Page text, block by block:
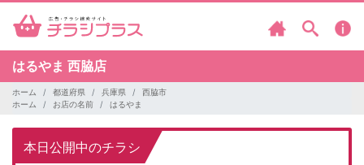
はるやま 西脇店
ホーム 都道府県 兵庫県
西脇市
ホーム
お店の名前 はるやま
本日公開中のチラシ